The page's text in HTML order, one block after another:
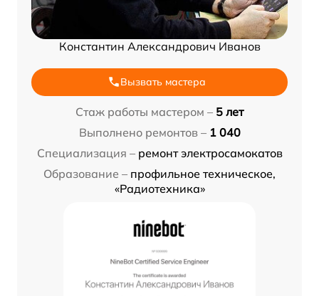
Константин Александрович Иванов
Вызвать мастера
Стаж работы мастером – 5 лет
Выполнено ремонтов – 1 040
Специализация – ремонт электросамокатов
Образование – профильное техническое,
«Радиотехника»